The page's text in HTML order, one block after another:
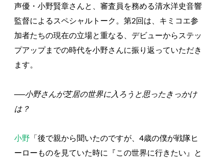
声優・小野賢章さんと、審査員を務める清水洋史音響
監督によるスペシャルトーク。第2回は、キミコエ参
加者たちの現在の立場と重なる、デビューからステッ
プアップまでの時代を小野さんに振り返っていただき
ます。
──小野さんが芝居の世界に入ろうと思ったきっかけ
は？
小野 「後で親から聞いたのですが、4歳の僕が戦隊ヒ
ーローものを見ていた時に『この世界に行きたい』と